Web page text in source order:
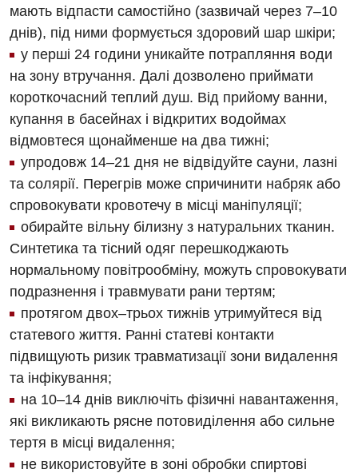
мають відпасти самостійно (зазвичай через 7–10
днів), під ними формується здоровий шар шкіри;
у перші 24 години уникайте потрапляння води
на зону втручання. Далі дозволено приймати
короткочасний теплий душ. Від прийому ванни,
купання в басейнах і відкритих водоймах
відмовтеся щонайменше на два тижні;
упродовж 14–21 дня не відвідуйте сауни, лазні
та солярії. Перегрів може спричинити набряк або
спровокувати кровотечу в місці маніпуляції;
обирайте вільну білизну з натуральних тканин.
Синтетика та тісний одяг перешкоджають
нормальному повітрообміну, можуть спровокувати
подразнення і травмувати рани тертям;
протягом двох–трьох тижнів утримуйтеся від
статевого життя. Ранні статеві контакти
підвищують ризик травматизації зони видалення
та інфікування;
на 10–14 днів виключіть фізичні навантаження,
які викликають рясне потовиділення або сильне
тертя в місці видалення;
не використовуйте в зоні обробки спиртові